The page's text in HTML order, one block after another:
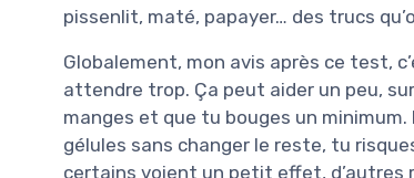
pissenlit, maté, papayer… des trucs
Globalement, mon avis après ce test,
attendre trop. Ça peut aider un peu,
manges et que tu bouges un
gélules sans changer le reste, tu
certains voient un petit effet, d’autres